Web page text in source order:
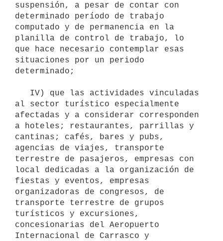
suspensión, a pesar de contar con
determinado período de trabajo
computado y de permanencia en la
planilla de control de trabajo, lo
que hace necesario contemplar esas
situaciones por un periodo
determinado;
al sector turístico especialmente
afectadas y a considerar corresponden
a hoteles; restaurantes, parrillas y
cantinas; cafés, bares y pubs,
agencias de viajes, transporte
terrestre de pasajeros, empresas con
local dedicadas a la organización de
fiestas y eventos, empresas
organizadoras de congresos, de
transporte terrestre de grupos
turísticos y excursiones,
concesionarias del Aeropuerto
Internacional de Carrasco y